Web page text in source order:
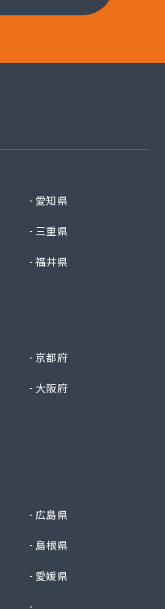
愛知県
三重県
福井県
京都府
大阪府
広島県
島根県
愛媛県